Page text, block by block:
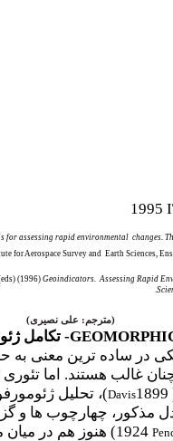
for assessing rapid environmental changes.
for Aerospace Survey and Earth Sciences,
(1996) Geoindicators. Assessing Rapid
(مترجم: علی نصیری)
- تکامل
در ساده ترین معنی به
غالب هستند. اما
Davis)، تحلیل